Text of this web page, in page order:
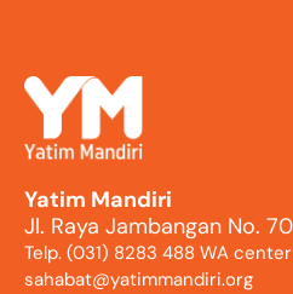
Yatim Mandiri
Jl. Raya Jambangan No.
Telp. (031) 8283 488 WA center
sahabat@yatimmandiri.org